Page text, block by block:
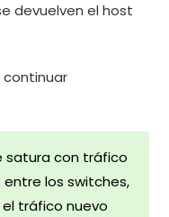
devuelven el host
continuar
satura con tráfico
los switches,
tráfico nuevo